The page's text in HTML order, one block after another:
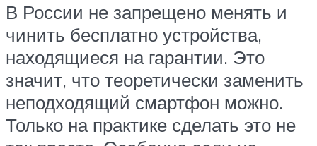
В России не запрещено менять и
чинить бесплатно устройства,
находящиеся на гарантии. Это
значит, что теоретически заменить
неподходящий смартфон можно.
Только на практике сделать это не